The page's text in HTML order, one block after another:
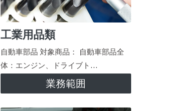
工業用品類
自動車部品 対象商品： 自動車部品全
体：エンジン、ドライブト…
業務範囲